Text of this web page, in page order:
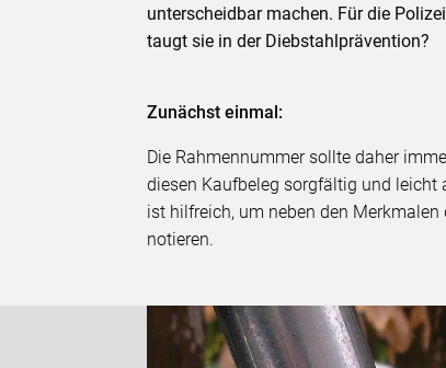
unterscheidbar machen. Für die
taugt sie in der Diebstahlprävention?
Zunächst einmal:
Die Rahmennummer sollte daher
diesen Kaufbeleg sorgfältig und leicht
ist hilfreich, um neben den
notieren.